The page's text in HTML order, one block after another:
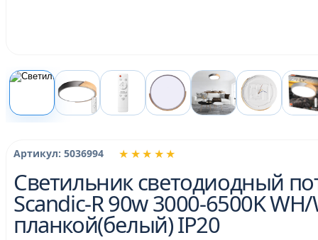
★★★★★
Артикул: 5036994
Светильник светодиодный
Scandic-R 90w 3000-6500K
планкой(белый) IP20